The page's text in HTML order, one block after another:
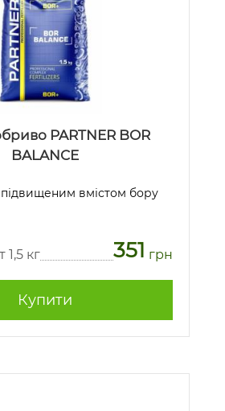
PARTNER BOR
BALANCE
вмістом бору
1,5 кг 351 грн
Купити